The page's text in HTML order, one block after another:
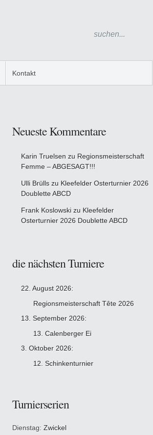
Kontakt
Neueste Kommentare
Karin Truelsen zu Regionsmeisterschaft
Femme – ABGESAGT!!!
Ulli Brülls zu Kleefelder Osterturnier 2026
Doublette ABCD
Frank Koslowski zu Kleefelder
Osterturnier 2026 Doublette ABCD
die nächsten Turniere
22. August 2026:
Regionsmeisterschaft Tête 2026
13. September 2026:
13. Calenberger Ei
3. Oktober 2026:
12. Schinkenturnier
Turnierserien
Dienstag: Zwickel